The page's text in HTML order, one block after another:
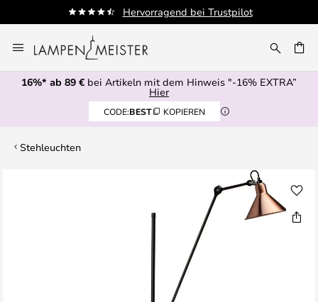
Hervorragend bei Trustpilot
Inhalt
springen
16%* ab 89 € bei Artikeln mit dem Hinweis "-16% EXTRA”
Hier
CODE:BEST KOPIEREN
Stehleuchten